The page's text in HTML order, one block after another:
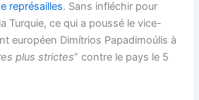
représailles. Sans infléchir pour
Turquie, ce qui a poussé le vice-
européen Dimítrios Papadimoúlis à
plus strictes” contre le pays le 5